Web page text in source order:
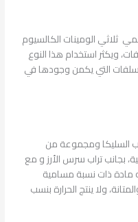
ثلاثي الومينات الكالسيوم
ويكثر استخدام هذا النوع
التي يكمن وجودها في
السليكا ومجموعة من
بجانب تراب سرس الأرز و مع
مادة ذات نسبة مسامية
ولا ينتج الحرارة بنسب